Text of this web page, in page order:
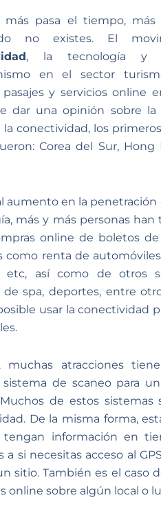
más pasa el tiempo,
no existes. El
, la tecnología y
en el sector
y servicios online
dar una opinión sobre la
conectividad, los
Corea del Sur, Hong
aumento en la penetración
más y más personas
online de boletos
como renta de
etc, así como de otros
de spa, deportes, entre
usar la conectividad
muchas atracciones
de scaneo para
de estos sistemas
De la misma forma,
tengan información en
a si necesitas acceso al
sitio. También es el caso
online sobre algún local o